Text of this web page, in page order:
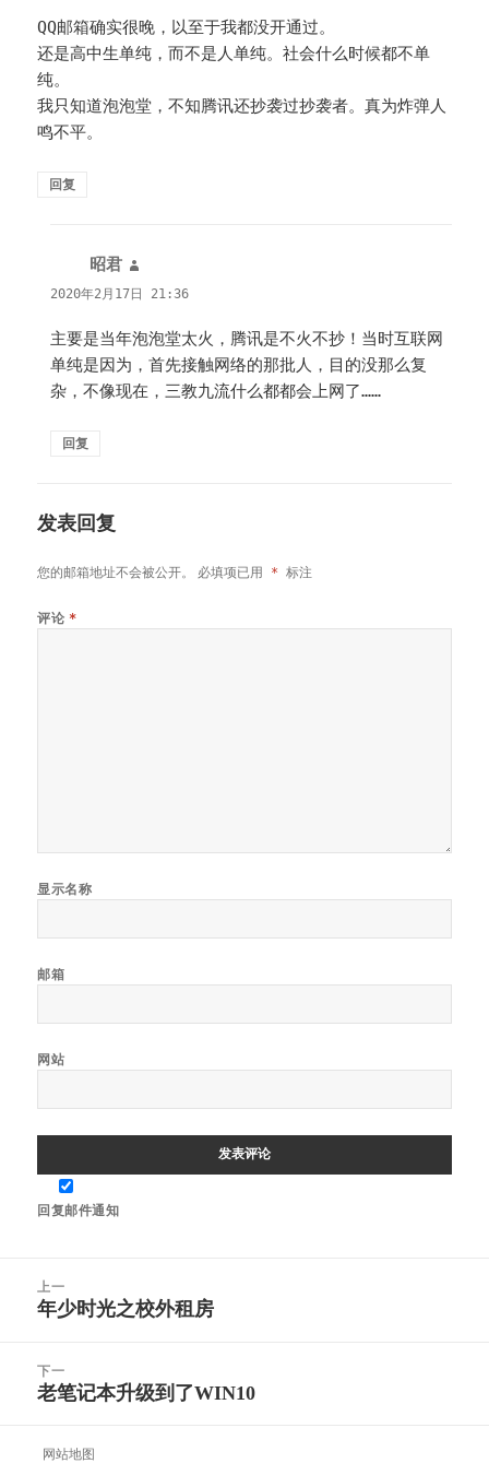
QQ邮箱确实很晚，以至于我都没开通过。
还是高中生单纯，而不是人单纯。社会什么时候都不单
纯。
我只知道泡泡堂，不知腾讯还抄袭过抄袭者。真为炸弹人
鸣不平。
回复
昭君
道：
2020年2月17日 21:36
主要是当年泡泡堂太火，腾讯是不火不抄！当时互联网
单纯是因为，首先接触网络的那批人，目的没那么复
杂，不像现在，三教九流什么都都会上网了……
回复
发表回复
您的邮箱地址不会被公开。 必填项已用 * 标注
评论 *
显示名称
邮箱
网站
回复邮件通知
上一
上
文
章：
年少时光之校外租房
下一
下
文
老笔记本升级到了WIN10
网站地图